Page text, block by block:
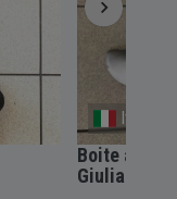
Italie
Boite a air
Giulia